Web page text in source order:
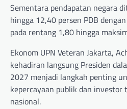
Sementara pendapatan negara
hingga 12,40 persen PDB
pada rentang 1,80 hingga
Ekonom UPN Veteran Jakarta,
kehadiran langsung Presiden
2027 menjadi langkah penting
kepercayaan publik dan investor
nasional.